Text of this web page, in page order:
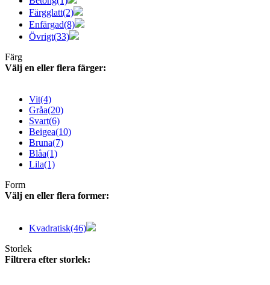
Färgglatt(2)
Enfärgad(8)
Övrigt(33)
Färg
Välj en eller flera färger:
Vit(4)
Gråa(20)
Svart(6)
Beigea(10)
Bruna(7)
Blåa(1)
Lila(1)
Form
Välj en eller flera former:
Kvadratisk(46)
Storlek
Filtrera efter storlek: